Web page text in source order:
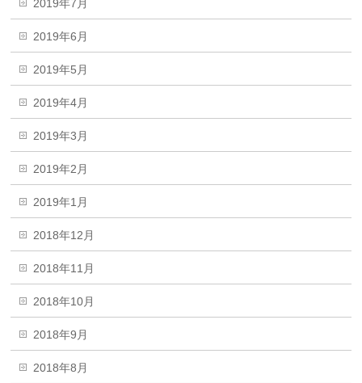
2019年7月
2019年6月
2019年5月
2019年4月
2019年3月
2019年2月
2019年1月
2018年12月
2018年11月
2018年10月
2018年9月
2018年8月